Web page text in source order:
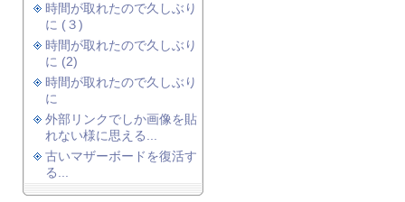
時間が取れたので久しぶり
に (３)
時間が取れたので久しぶり
に (2)
時間が取れたので久しぶり
に
外部リンクでしか画像を貼
れない様に思える...
古いマザーボードを復活す
る...